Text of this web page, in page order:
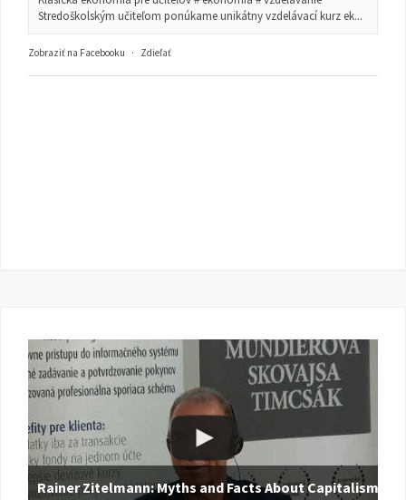
Stredoškolským učiteľom ponúkame unikátny vzdelávací kurz ek...
Zobraziť na Facebooku · Zdieľať
Rainer Zitelmann: Myths and Facts About Capitalism |